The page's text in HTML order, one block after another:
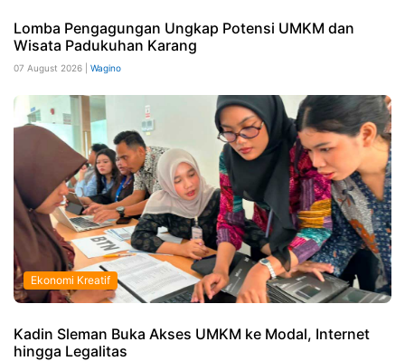
Lomba Pengagungan Ungkap Potensi UMKM dan
Wisata Padukuhan Karang
07 August 2026 | Wagino
Ekonomi Kreatif
Kadin Sleman Buka Akses UMKM ke Modal, Internet
hingga Legalitas